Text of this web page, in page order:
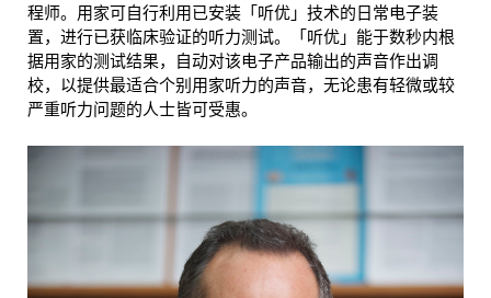
程师。用家可自行利用已安装「听优」技术的日常电子装
置，进行已获临床验证的听力测试。「听优」能于数秒内根
据用家的测试结果，自动对该电子产品输出的声音作出调
校，以提供最适合个别用家听力的声音，无论患有轻微或较
严重听力问题的人士皆可受惠。